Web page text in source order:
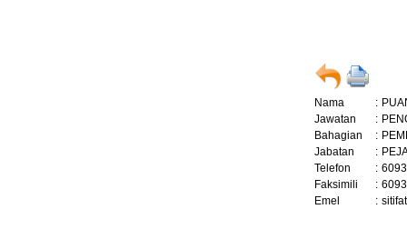
Nama :
Jawatan
:
Bahagian
:
Jabatan
:
Telefon
:
Faksimili
:
Emel
: